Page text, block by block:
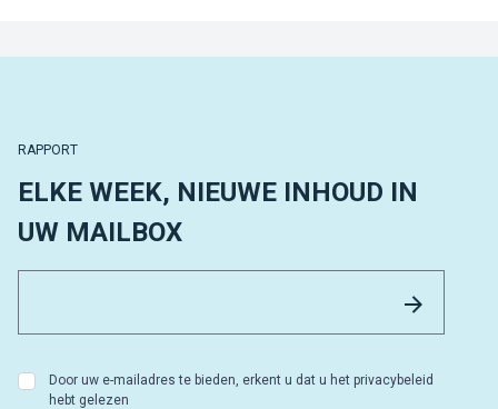
RAPPORT
ELKE WEEK, NIEUWE INHOUD IN
UW MAILBOX
Door uw e-mailadres te bieden, erkent u dat u het privacybeleid
hebt gelezen